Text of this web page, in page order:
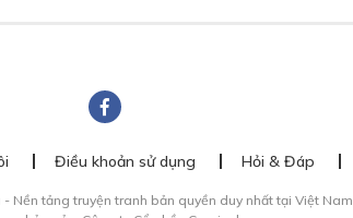
Điều khoản sử dụng Hỏi & Đáp
Nền tảng truyện tranh bản quyền duy nhất tại Việt Nam.